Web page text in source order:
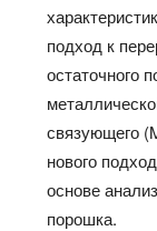
подход к
остаточного
связующего
нового
основе
порошка.